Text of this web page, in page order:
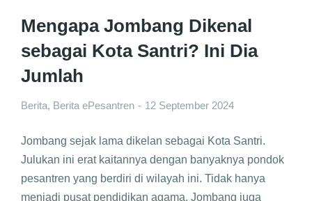
Mengapa Jombang Dikenal
sebagai Kota Santri? Ini Dia
Jumlah
Berita, Berita ePesantren 12 September 2024
Jombang sejak lama dikelan sebagai Kota Santri.
Julukan ini erat kaitannya dengan banyaknya pondok
pesantren yang berdiri di wilayah ini. Tidak hanya
menjadi pusat pendidikan agama, Jombang juga